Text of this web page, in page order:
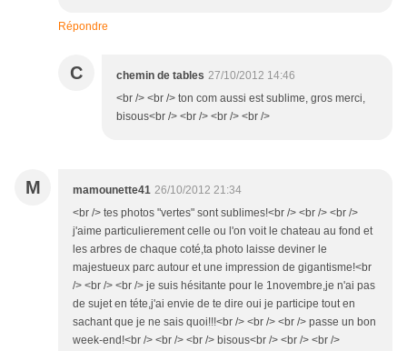
Répondre
C chemin de tables 27/10/2012 14:46
<br /> <br /> ton com aussi est sublime, gros merci,
bisous<br /> <br /> <br /> <br />
M mamounette41 26/10/2012 21:34
<br /> tes photos "vertes" sont sublimes!<br /> <br /> <br />
j'aime particulierement celle ou l'on voit le chateau au fond et
les arbres de chaque coté,ta photo laisse deviner le
majestueux parc autour et une impression de gigantisme!<br
/> <br /> <br /> je suis hésitante pour le 1novembre,je n'ai pas
de sujet en téte,j'ai envie de te dire oui je participe tout en
sachant que je ne sais quoi!!!<br /> <br /> <br /> passe un bon
week-end!<br /> <br /> <br /> bisous<br /> <br /> <br />